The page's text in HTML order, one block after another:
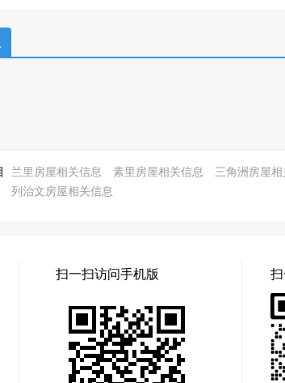
兰里房屋相关信息 素里房屋相关信息 三角洲房屋相
列治文房屋相关信息
扫一扫访问手机版